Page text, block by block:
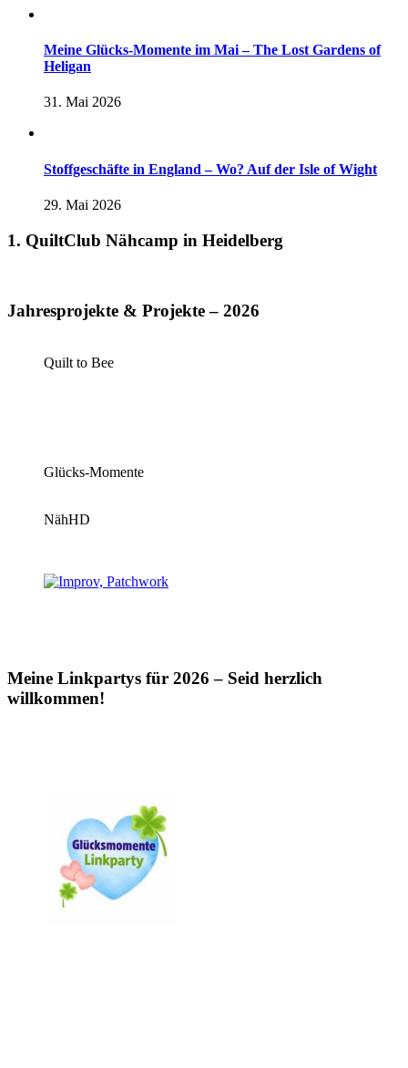
Meine Glücks-Momente im Mai – The Lost Gardens of
Heligan
31. Mai 2026
Stoffgeschäfte in England – Wo? Auf der Isle of Wight
29. Mai 2026
1. QuiltClub Nähcamp in Heidelberg
Jahresprojekte & Projekte – 2026
Quilt to Bee
Glücks-Momente
NähHD
Meine Linkpartys für 2026 – Seid herzlich
willkommen!